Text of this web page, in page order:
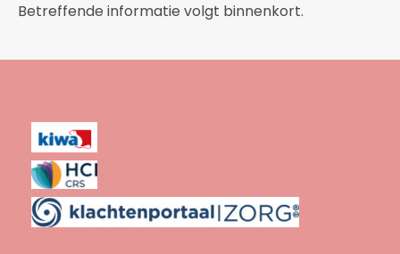
Betreffende informatie volgt binnenkort.